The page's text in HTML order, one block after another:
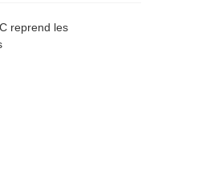
reprend les